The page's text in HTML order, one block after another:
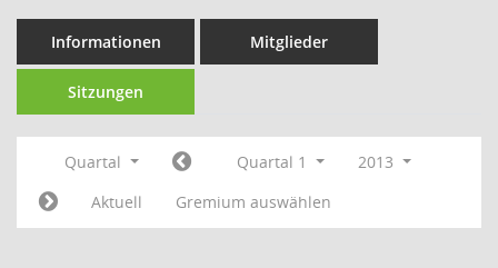
Informationen Mitglieder
Sitzungen
Quartal Quartal 1
2013
Aktuell
Gremium auswählen